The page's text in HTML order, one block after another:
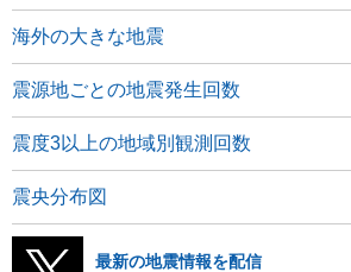
海外の大きな地震
震源地ごとの地震発生回数
震度3以上の地域別観測回数
震央分布図
最新の地震情報を配信